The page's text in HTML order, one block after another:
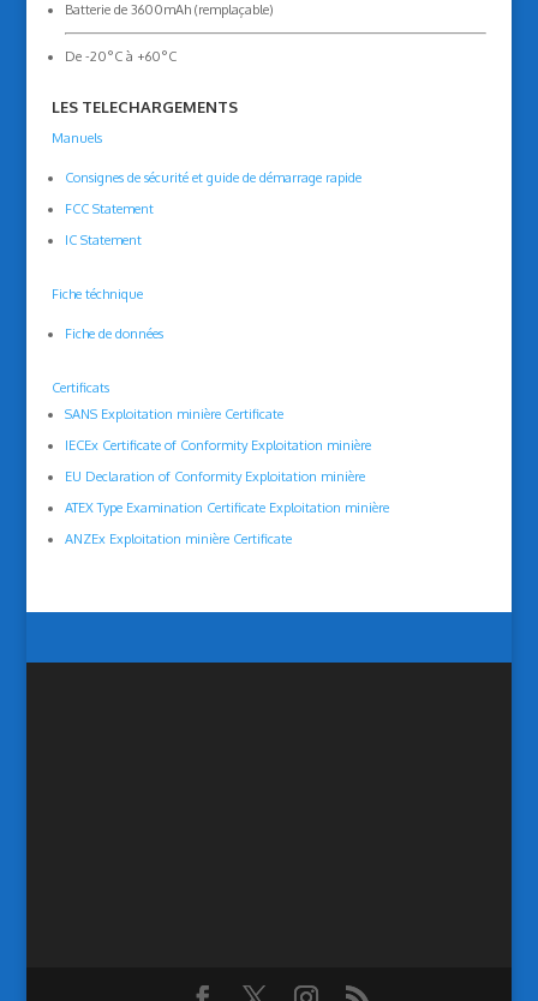
Batterie de 3600mAh (remplaçable)
De -20°C à +60°C
LES TELECHARGEMENTS
Manuels
Consignes de sécurité et guide de démarrage rapide
FCC Statement
IC Statement
Fiche téchnique
Fiche de données
Certificats
SANS Exploitation minière Certificate
IECEx Certificate of Conformity Exploitation minière
EU Declaration of Conformity Exploitation minière
ATEX Type Examination Certificate Exploitation minière
ANZEx Exploitation minière Certificate